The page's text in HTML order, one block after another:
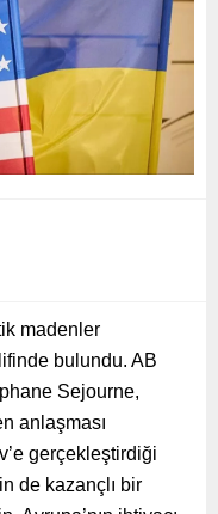
madenler
bulundu. AB
Sejourne,
anlaşması
gerçekleştirdiği
de kazançlı bir